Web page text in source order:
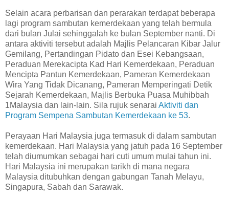
Selain acara perbarisan dan perarakan terdapat beberapa
lagi program sambutan kemerdekaan yang telah bermula
dari bulan Julai sehinggalah ke bulan September nanti. Di
antara aktiviti tersebut adalah Majlis Pelancaran Kibar Jalur
Gemilang, Pertandingan Pidato dan Esei Kebangsaan,
Peraduan Merekacipta Kad Hari Kemerdekaan, Peraduan
Mencipta Pantun Kemerdekaan, Pameran Kemerdekaan
Wira Yang Tidak Dicanang, Pameran Memperingati Detik
Sejarah Kemerdekaan, Majlis Berbuka Puasa Muhibbah
1Malaysia dan lain-lain. Sila rujuk senarai Aktiviti dan
Program Sempena Sambutan Kemerdekaan ke 53.
Perayaan Hari Malaysia juga termasuk di dalam sambutan
kemerdekaan. Hari Malaysia yang jatuh pada 16 September
telah diumumkan sebagai hari cuti umum mulai tahun ini.
Hari Malaysia ini merupakan tarikh di mana negara
Malaysia ditubuhkan dengan gabungan Tanah Melayu,
Singapura, Sabah dan Sarawak.